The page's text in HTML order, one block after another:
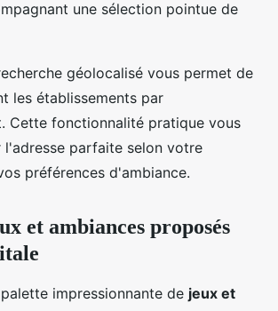
une sélection pointue de
géolocalisé vous permet de
les établissements par
Cette fonctionnalité pratique vous
l'adresse parfaite selon votre
préférences d'ambiance.
et ambiances proposés
impressionnante de jeux et